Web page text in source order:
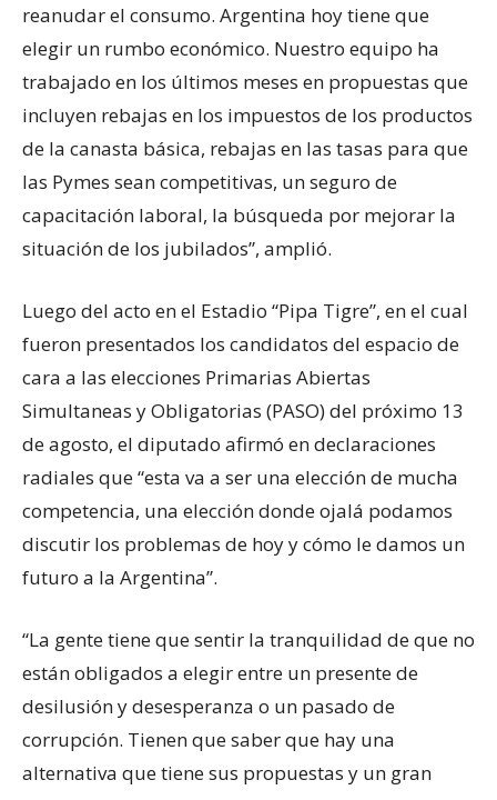
reanudar el consumo. Argentina hoy tiene que
elegir un rumbo económico. Nuestro equipo ha
trabajado en los últimos meses en propuestas que
incluyen rebajas en los impuestos de los productos
de la canasta básica, rebajas en las tasas para que
las Pymes sean competitivas, un seguro de
capacitación laboral, la búsqueda por mejorar la
situación de los jubilados”, amplió.
Luego del acto en el Estadio “Pipa Tigre”, en el cual
fueron presentados los candidatos del espacio de
cara a las elecciones Primarias Abiertas
Simultaneas y Obligatorias (PASO) del próximo 13
de agosto, el diputado afirmó en declaraciones
radiales que “esta va a ser una elección de mucha
competencia, una elección donde ojalá podamos
discutir los problemas de hoy y cómo le damos un
futuro a la Argentina”.
“La gente tiene que sentir la tranquilidad de que no
están obligados a elegir entre un presente de
desilusión y desesperanza o un pasado de
corrupción. Tienen que saber que hay una
alternativa que tiene sus propuestas y un gran